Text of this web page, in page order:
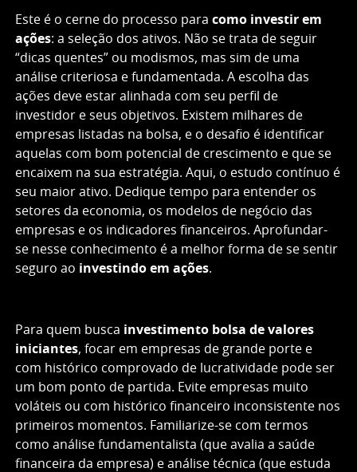
Este é o cerne do processo para como investir em
ações: a seleção dos ativos. Não se trata de seguir
“dicas quentes” ou modismos, mas sim de uma
análise criteriosa e fundamentada. A escolha das
ações deve estar alinhada com seu perfil de
investidor e seus objetivos. Existem milhares de
empresas listadas na bolsa, e o desafio é identificar
aquelas com bom potencial de crescimento e que se
encaixem na sua estratégia. Aqui, o estudo contínuo é
seu maior ativo. Dedique tempo para entender os
setores da economia, os modelos de negócio das
empresas e os indicadores financeiros. Aprofundar-
se nesse conhecimento é a melhor forma de se sentir
seguro ao investindo em ações.
Para quem busca investimento bolsa de valores
iniciantes, focar em empresas de grande porte e
com histórico comprovado de lucratividade pode ser
um bom ponto de partida. Evite empresas muito
voláteis ou com histórico financeiro inconsistente nos
primeiros momentos. Familiarize-se com termos
como análise fundamentalista (que avalia a saúde
financeira da empresa) e análise técnica (que estuda